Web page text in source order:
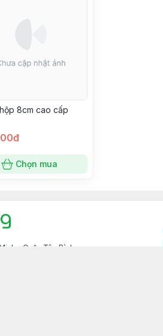
8cm cao cấp
Chọn mua
- Quận Tân Bình